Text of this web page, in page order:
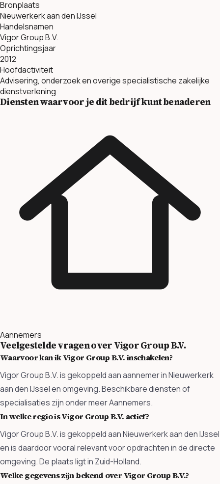
Bronplaats
Nieuwerkerk aan den IJssel
Handelsnamen
Vigor Group B.V.
Oprichtingsjaar
2012
Hoofdactiviteit
Advisering, onderzoek en overige specialistische zakelijke
dienstverlening
Diensten waarvoor je dit bedrijf kunt benaderen
Aannemers
Veelgestelde vragen over Vigor Group B.V.
Waarvoor kan ik Vigor Group B.V. inschakelen?
Vigor Group B.V. is gekoppeld aan aannemer in Nieuwerkerk
aan den IJssel en omgeving. Beschikbare diensten of
specialisaties zijn onder meer Aannemers.
In welke regio is Vigor Group B.V. actief?
Vigor Group B.V. is gekoppeld aan Nieuwerkerk aan den IJssel
en is daardoor vooral relevant voor opdrachten in de directe
omgeving. De plaats ligt in Zuid-Holland.
Welke gegevens zijn bekend over Vigor Group B.V.?